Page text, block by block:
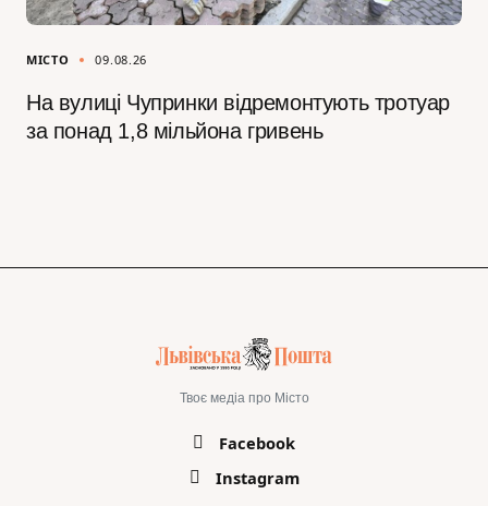
МІСТО 09.08.26
На вулиці Чупринки відремонтують тротуар
за понад 1,8 мільйона гривень
Твоє медіа про Місто
Facebook
Instagram